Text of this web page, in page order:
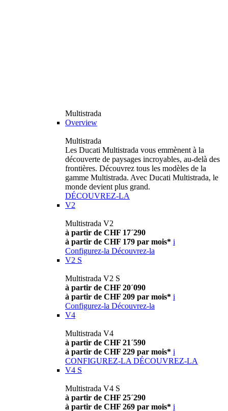
Multistrada
Overview
Multistrada
Les Ducati Multistrada vous emmènent à la
découverte de paysages incroyables, au-delà des
frontières. Découvrez tous les modèles de la
gamme Multistrada. Avec Ducati Multistrada, le
monde devient plus grand.
DÉCOUVREZ-LA
V2
Multistrada V2
à partir de CHF 17´290
à partir de CHF 179 par mois* i
Configurez-la Découvrez-la
V2 S
Multistrada V2 S
à partir de CHF 20´090
à partir de CHF 209 par mois* i
Configurez-la Découvrez-la
V4
Multistrada V4
à partir de CHF 21´590
à partir de CHF 229 par mois* i
CONFIGUREZ-LA DÉCOUVREZ-LA
V4 S
Multistrada V4 S
à partir de CHF 25´290
à partir de CHF 269 par mois* i